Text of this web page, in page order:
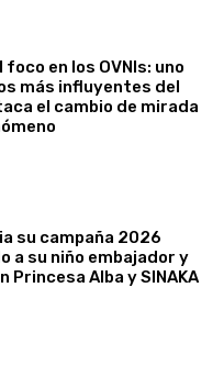
foco en los OVNIs: uno
más influyentes del
el cambio de mirada
su campaña 2026
a su niño embajador y
Princesa Alba y SINAKA